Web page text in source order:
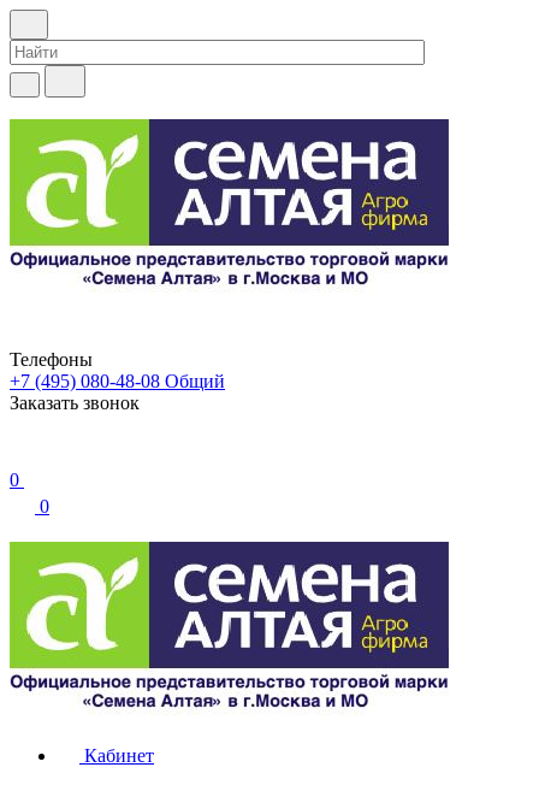
Телефоны
+7 (495) 080-48-08 Общий
Заказать звонок
0
0
Кабинет